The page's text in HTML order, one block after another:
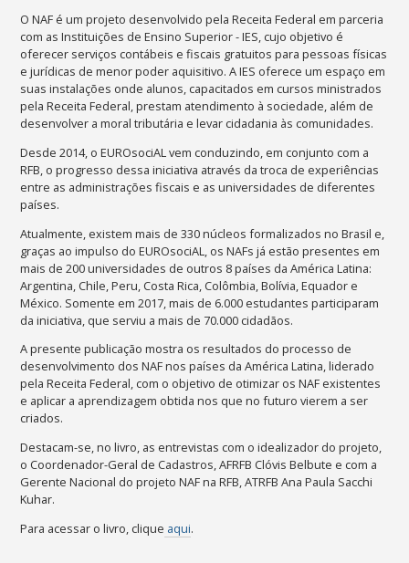
O NAF é um projeto desenvolvido pela Receita Federal em parceria
com as Instituições de Ensino Superior - IES, cujo objetivo é
oferecer serviços contábeis e fiscais gratuitos para pessoas físicas
e jurídicas de menor poder aquisitivo. A IES oferece um espaço em
suas instalações onde alunos, capacitados em cursos ministrados
pela Receita Federal, prestam atendimento à sociedade, além de
desenvolver a moral tributária e levar cidadania às comunidades.
Desde 2014, o EUROsociAL vem conduzindo, em conjunto com a
RFB, o progresso dessa iniciativa através da troca de experiências
entre as administrações fiscais e as universidades de diferentes
países.
Atualmente, existem mais de 330 núcleos formalizados no Brasil e,
graças ao impulso do EUROsociAL, os NAFs já estão presentes em
mais de 200 universidades de outros 8 países da América Latina:
Argentina, Chile, Peru, Costa Rica, Colômbia, Bolívia, Equador e
México. Somente em 2017, mais de 6.000 estudantes participaram
da iniciativa, que serviu a mais de 70.000 cidadãos.
A presente publicação mostra os resultados do processo de
desenvolvimento dos NAF nos países da América Latina, liderado
pela Receita Federal, com o objetivo de otimizar os NAF existentes
e aplicar a aprendizagem obtida nos que no futuro vierem a ser
criados.
Destacam-se, no livro, as entrevistas com o idealizador do projeto,
o Coordenador-Geral de Cadastros, AFRFB Clóvis Belbute e com a
Gerente Nacional do projeto NAF na RFB, ATRFB Ana Paula Sacchi
Kuhar.
Para acessar o livro, clique aqui.